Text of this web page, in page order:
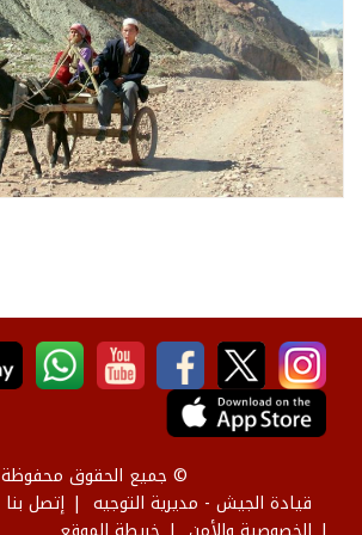
© جميع الحقوق محفوظة
قيادة الجيش - مديرية التوجيه
إتصل بنا